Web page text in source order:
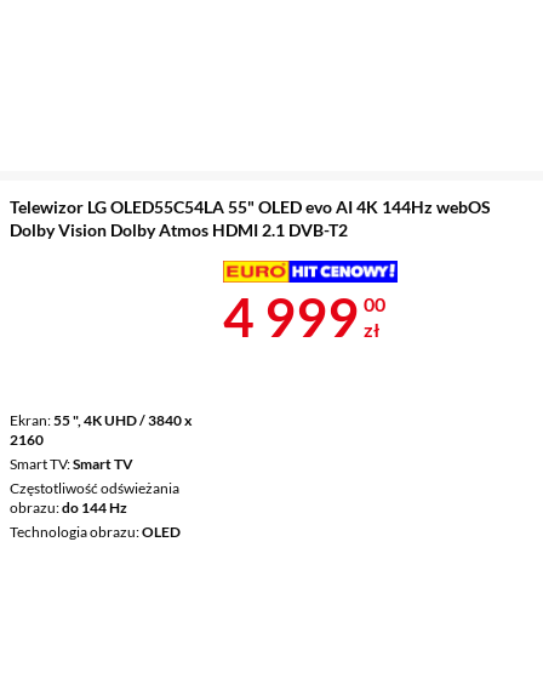
Telewizor LG OLED55C54LA 55" OLED evo AI 4K 144Hz webOS
Dolby Vision Dolby Atmos HDMI 2.1 DVB-T2
Ekran 55 ", 4K UHD / 3840 x
2160
Smart TV Smart TV
Częstotliwość odświeżania
obrazu do 144 Hz
Technologia obrazu OLED
Cena 4 999 zł
4 999 00
zł